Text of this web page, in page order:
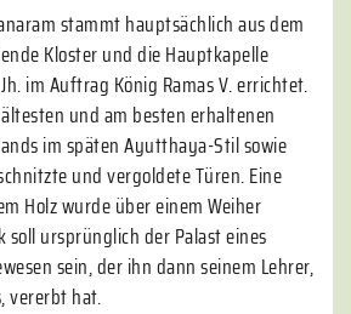
stammt hauptsächlich aus dem
Kloster und die Hauptkapelle
im Auftrag König Ramas V. errichtet.
und am besten erhaltenen
im späten Ayutthaya-Stil sowie
und vergoldete Türen. Eine
Holz wurde über einem Weiher
soll ursprünglich der Palast eines
sein, der ihn dann seinem Lehrer,
vererbt hat.